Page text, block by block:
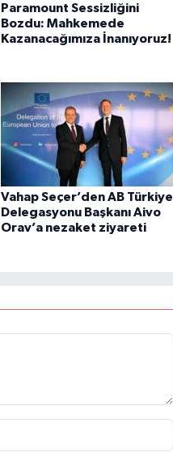
Paramount Sessizliğini
Bozdu: Mahkemede
Kazanacağımıza İnanıyoruz!
Vahap Seçer’den AB Türkiye
Delegasyonu Başkanı Aivo
Orav’a nezaket ziyareti